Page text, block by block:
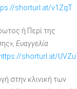
shorturl.at/v1ZqT
ή Περί της
Ευαγγελία
https://shorturl.at/
στην κλινική των